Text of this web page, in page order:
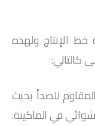
الإنتاج ولهذه
كالتالي:
للصدأ بحيث
في الماكينة.